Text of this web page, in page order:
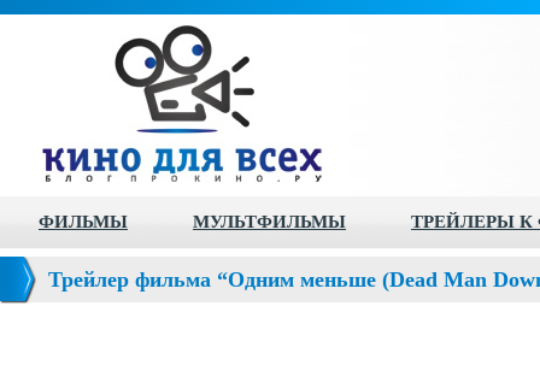
ФИЛЬМЫ МУЛЬТФИЛЬМЫ ТРЕЙЛЕРЫ
Трейлер фильма “Одним меньше (Dead Man